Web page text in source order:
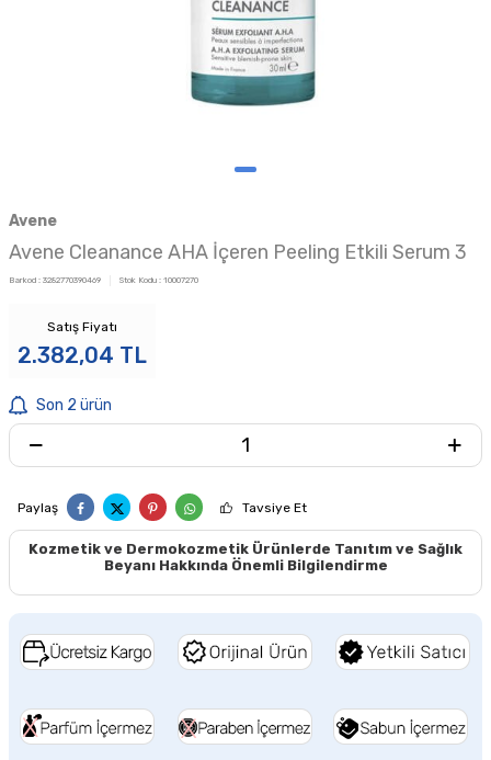
Avene
Avene Cleanance AHA İçeren Peeling Etkili Serum 3
Barkod : 3282770390469 Stok Kodu : 10007270
Satış Fiyatı
2.382,04 TL
Son 2 ürün
Paylaş Tavsiye Et
Kozmetik ve Dermokozmetik Ürünlerde Tanıtım ve Sağlık
Beyanı Hakkında Önemli Bilgilendirme